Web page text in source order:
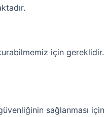
için gereklidir.
sağlanması için